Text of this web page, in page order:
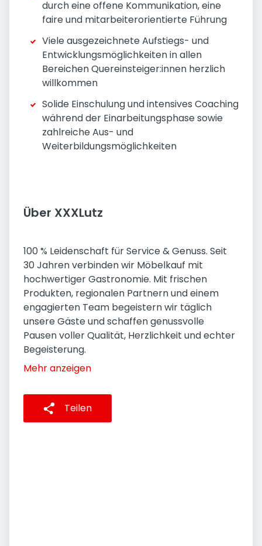
durch eine offene Kommunikation, eine
faire und mitarbeiterorientierte Führung
Viele ausgezeichnete Aufstiegs- und
Entwicklungsmöglichkeiten in allen
Bereichen Quereinsteiger:innen herzlich
willkommen
Solide Einschulung und intensives Coaching
während der Einarbeitungsphase sowie
zahlreiche Aus- und
Weiterbildungsmöglichkeiten
Über XXXLutz
100 % Leidenschaft für Service & Genuss. Seit
30 Jahren verbinden wir Möbelkauf mit
hochwertiger Gastronomie. Mit frischen
Produkten, regionalen Partnern und einem
engagierten Team begeistern wir täglich
unsere Gäste und schaffen genussvolle
Pausen voller Qualität, Herzlichkeit und echter
Begeisterung.
Mehr anzeigen
Teilen